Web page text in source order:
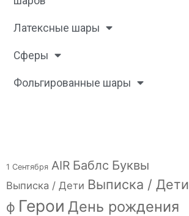
Латексные шары
Сферы
Фольгированные шары
1 Сентября AIR Баблс Буквы
Выписка / Дети Выписка / Дети
ф Герои День рождения